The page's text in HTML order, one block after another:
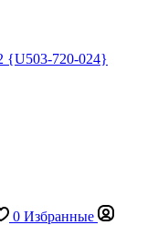
{U503-720-024}
0 Избранные